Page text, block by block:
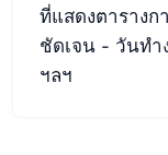
ที่แสดงตารางก
ชัดเจน - วันท
ฯลฯ